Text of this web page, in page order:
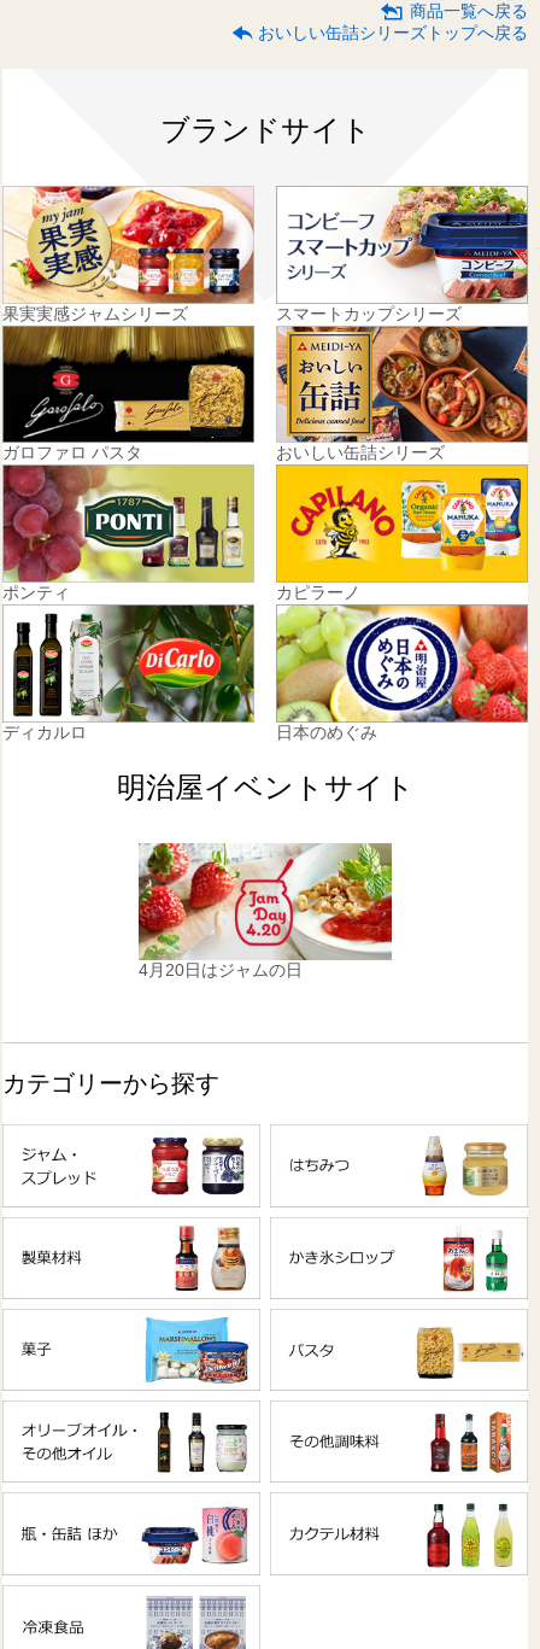
商品一覧へ戻る
おいしい缶詰シリーズトップへ戻る
ブランドサイト
果実実感ジャムシリーズ スマートカップシリーズ
ガロファロ パスタ おいしい缶詰シリーズ
ポンティ カピラーノ
ディカルロ 日本のめぐみ
明治屋イベントサイト
4月20日はジャムの日
カテゴリーから探す